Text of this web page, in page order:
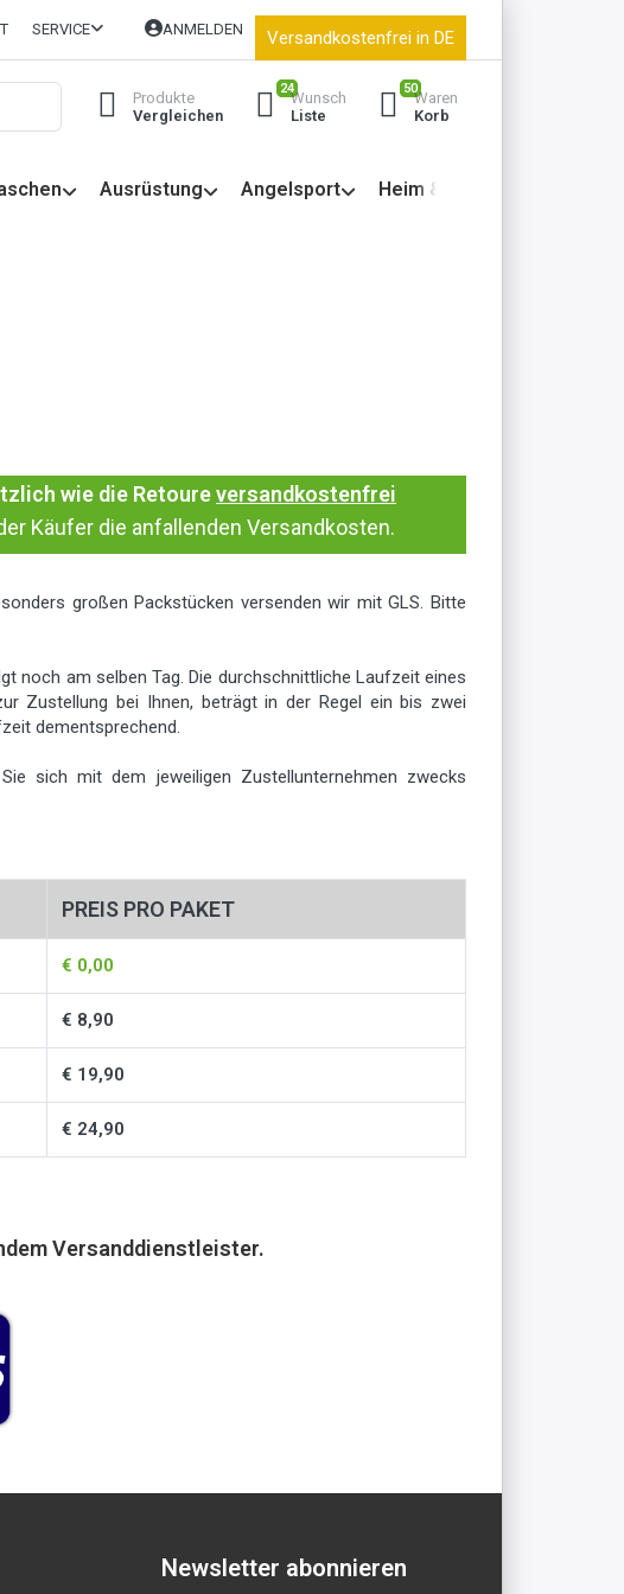
SERVICE ANMELDEN Versandkostenfrei in DE
Produkte
Vergleichen
24
Wunsch
Liste
50
Waren
Korb
Ausrüstung Angelsport Heim & Garten
wie die Retoureversandkostenfrei
Käufer die anfallenden Versandkosten.
großen Packstücken versenden wir mit GLS. Bitte
noch am selben Tag. Die durchschnittliche Laufzeit eines
Zustellung bei Ihnen, beträgt in der Regel ein bis zwei
dementsprechend.
sich mit dem jeweiligen Zustellunternehmen zwecks
PREIS PRO PAKET
€ 0,00
€ 8,90
€ 19,90
€ 24,90
Versanddienstleister.
Newsletter abonnieren